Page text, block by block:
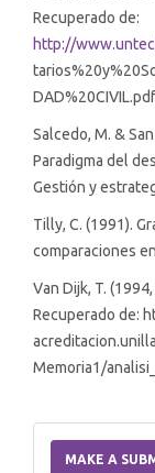
Recuperado de:
http://
DAD%20CIVIL.pdf
Salcedo, M. &
Paradigma del
Gestión y
Tilly, C. (1991).
comparaciones
Van Dijk, T.
Recuperado de:
Memoria1/
a
Submission
MAKE A